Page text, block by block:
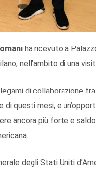
ha ricevuto a
nell’ambito di una
di collaborazione
di questi mesi, e
ancora più forte e
degli Stati Uniti